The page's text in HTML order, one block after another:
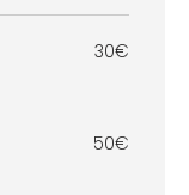
30€
50€